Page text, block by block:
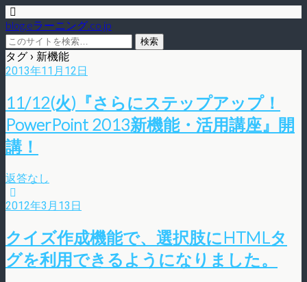
blog.eラーニング.co.jp
タグ › 新機能
2013年11月12日
11/12(火)『さらにステップアップ！
PowerPoint 2013新機能・活用講座』開
講！
返答なし
2012年3月13日
クイズ作成機能で、選択肢にHTMLタ
グを利用できるようになりました。